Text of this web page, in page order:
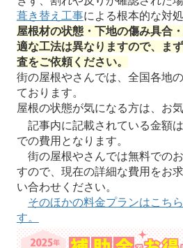
葺き替え工事による根本的な対
屋根材の状態・下地の傷み具合
適な工法は異なりますので、ま
査をご依頼ください。
街の屋根やさんでは、全国各地
ております。
屋根の状態が気になる方は、お
記事内に記載されている金額
での費用となります。
街の屋根やさんでは無料での
すので、現在の詳細な費用をお
い合わせください。
そのほかの料金プランはこち
す。